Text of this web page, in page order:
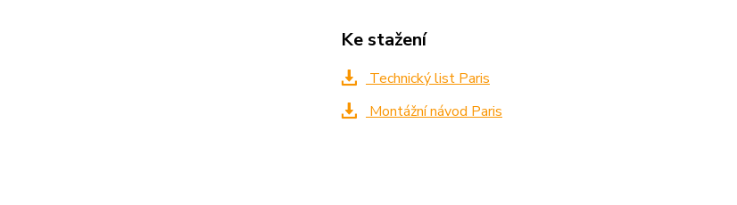
Ke stažení
Technický list Paris
Montážní návod Paris